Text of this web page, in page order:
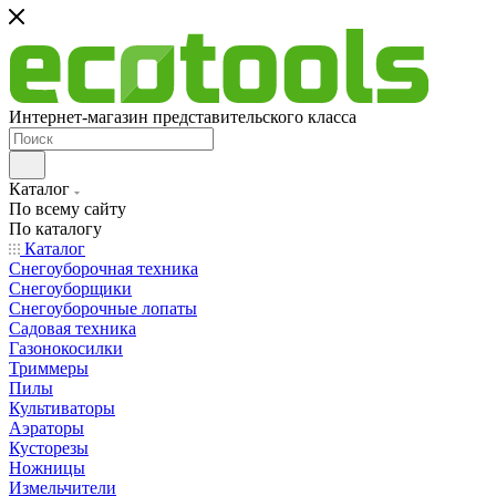
Интернет-магазин представительского класса
Каталог
По всему сайту
По каталогу
Каталог
Снегоуборочная техника
Снегоуборщики
Снегоуборочные лопаты
Садовая техника
Газонокосилки
Триммеры
Пилы
Культиваторы
Аэраторы
Кусторезы
Ножницы
Измельчители